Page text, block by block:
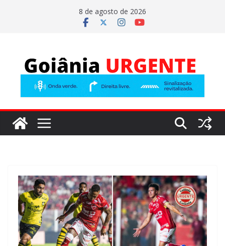
8 de agosto de 2026